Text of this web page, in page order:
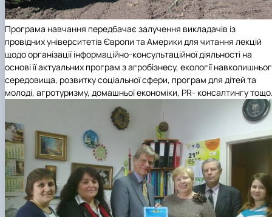
Програма навчання передбачає залучення викладачів із
провідних університетів Європи та Америки для читання лекцій
щодо організації інформаційно-консультаційної діяльності на
основі її актуальних програм з агробізнесу, екології
середовища, розвитку соціальної сфери, програм для дітей та
молоді, агротуризму, домашньої економіки, PR- консалтингу